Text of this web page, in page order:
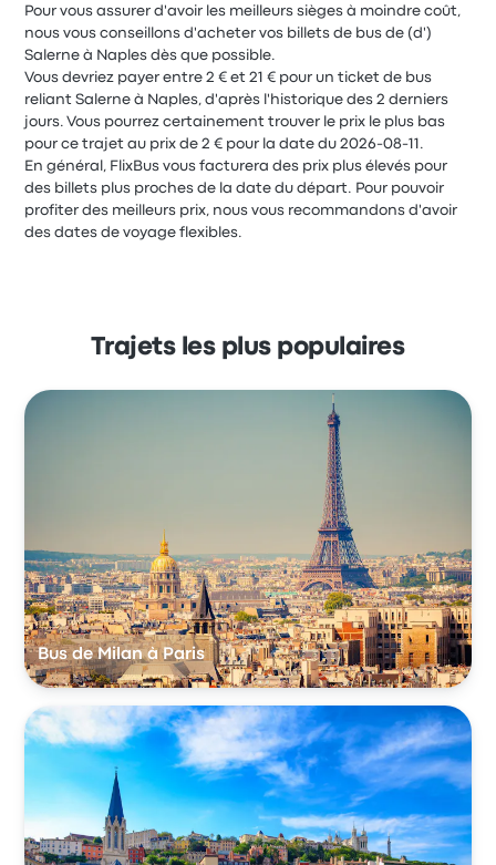
Pour vous assurer d'avoir les meilleurs sièges à moindre coût,
nous vous conseillons d'acheter vos billets de bus de (d')
Salerne à Naples dès que possible.
Vous devriez payer entre 2 € et 21 € pour un ticket de bus
reliant Salerne à Naples, d'après l'historique des 2 derniers
jours. Vous pourrez certainement trouver le prix le plus bas
pour ce trajet au prix de 2 € pour la date du 2026-08-11.
En général, FlixBus vous facturera des prix plus élevés pour
des billets plus proches de la date du départ. Pour pouvoir
profiter des meilleurs prix, nous vous recommandons d'avoir
des dates de voyage flexibles.
Trajets les plus populaires
Bus de Milan à Paris